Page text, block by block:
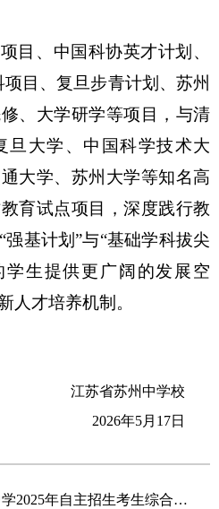
目、中国科协英才计划、
目、复旦步青计划、苏州
、大学研学等项目，与清
旦大学、中国科学技术大
大学、苏州大学等知名高
育试点项目，深度践行教
基计划”与“基础学科拔尖
学生提供更广阔的发展空
人才培养机制。
江苏省苏州中学校
2026年5月17日
江苏省苏州中学2025年自主招生考生综合成绩公示